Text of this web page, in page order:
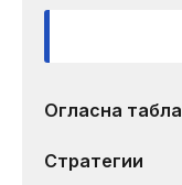
Огласна табла
Стратегии